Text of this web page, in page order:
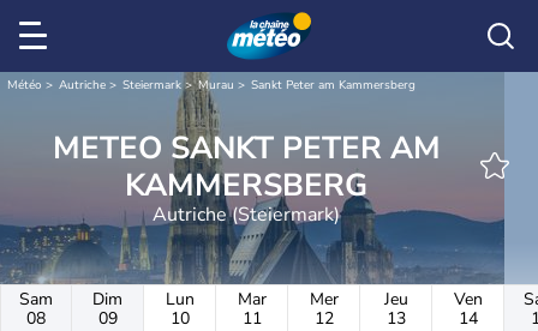
Météo Autriche Steiermark Murau Sankt Peter am Kammersberg
METEO SANKT PETER AM
KAMMERSBERG
Autriche (Steiermark)
Sam
08
Dim
09
Lun
10
Mar
11
Mer
12
Jeu
13
Ven
14